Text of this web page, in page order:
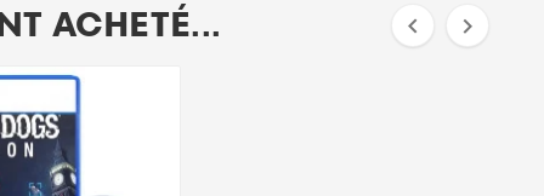
ACHETÉ...  